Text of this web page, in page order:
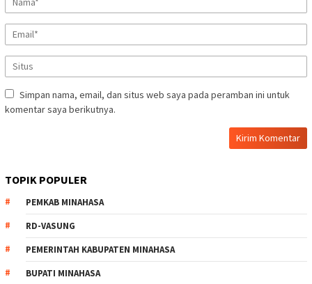
Simpan nama, email, dan situs web saya pada peramban ini untuk
komentar saya berikutnya.
TOPIK POPULER
PEMKAB MINAHASA
RD-VASUNG
PEMERINTAH KABUPATEN MINAHASA
BUPATI MINAHASA